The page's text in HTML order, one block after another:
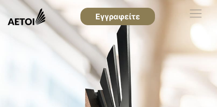
Εγγραφείτε